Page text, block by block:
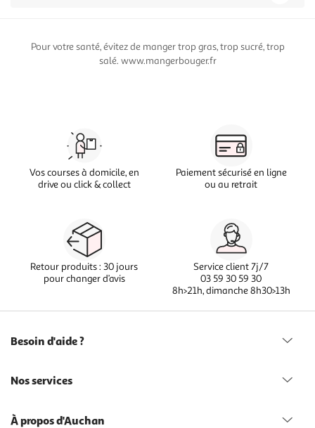
Pour votre santé, évitez de manger trop gras, trop sucré, trop
salé. www.mangerbouger.fr
Vos courses à domicile, en
drive ou click & collect
Paiement sécurisé en ligne
ou au retrait
Retour produits : 30 jours
pour changer d’avis
Service client 7j/7
03 59 30 59 30
8h>21h, dimanche 8h30>13h
Besoin d'aide ?
Nos services
À propos d'Auchan